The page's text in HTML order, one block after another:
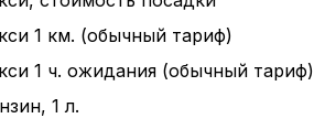
1 км. (обычный тариф)
1 ч. ожидания (обычный тариф)
1 л.